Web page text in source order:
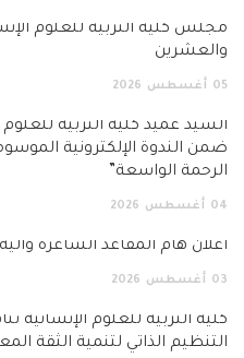
مجلس كلية التربية للعلوم
والعشرين
05 أغسطس 2026
السيد عميد كلية التربية
ضمن الندوة الإلكترونية
الرحمة الواسعة”
04 أغسطس 2026
اعلان هام المقاعد الشاغرة وآلية
03 أغسطس 2026
كلية التربية للعلوم
التنظيم الذاتي لتنمية الثقة